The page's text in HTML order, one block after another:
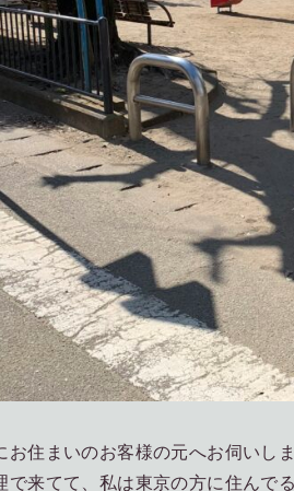
お住まいのお客様の元へお伺いし
で来てて、私は東京の方に住んで